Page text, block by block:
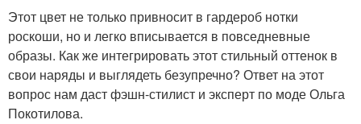
Этот цвет не только привносит в гардероб нотки
роскоши, но и легко вписывается в повседневные
образы. Как же интегрировать этот стильный оттенок в
свои наряды и выглядеть безупречно? Ответ на этот
вопрос нам даст фэшн-стилист и эксперт по моде Ольга
Покотилова.